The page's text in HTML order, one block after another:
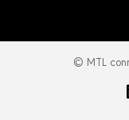
© MTL